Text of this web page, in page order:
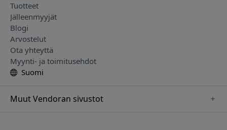
Tuotteet
Jälleenmyyjät
Blogi
Arvostelut
Ota yhteyttä
Myynti- ja toimitusehdot
Suomi
Muut Vendoran sivustot